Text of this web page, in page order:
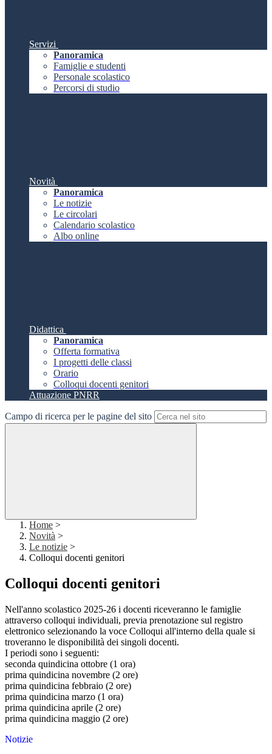
Servizi
Panoramica
Famiglie e studenti
Personale scolastico
Percorsi di studio
Novità
Panoramica
Le notizie
Le circolari
Calendario scolastico
Albo online
Didattica
Panoramica
Offerta formativa
I progetti delle classi
Orario
Colloqui docenti genitori
Attuazione PNRR
Campo di ricerca per le pagine del sito
Home >
Novità >
Le notizie >
Colloqui docenti genitori
Colloqui docenti genitori
Nell'anno scolastico 2025-26 i docenti riceveranno le famiglie
attraverso colloqui individuali, previa prenotazione sul registro
elettronico selezionando la voce Colloqui all'interno della quale si
troveranno le disponibilità dei singoli docenti.
I periodi sono i seguenti:
seconda quindicina ottobre (1 ora)
prima quindicina novembre (2 ore)
prima quindicina febbraio (2 ore)
prima quindicina marzo (1 ora)
prima quindicina aprile (2 ore)
prima quindicina maggio (2 ore)
Notizie